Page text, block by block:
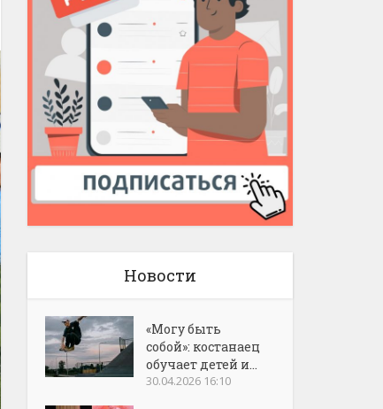
Новости
«Могу быть
собой»: костанаец
обучает детей и...
30.04.2026 16:10